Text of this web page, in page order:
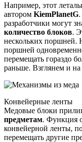
Например, этот
автором KiemPlanetG
разработчики могут
количество блоков.
нескольких поршней.
поршней
перемещать гораздо
раньше. Взглянем и
Конвейерные ленты
Медовые блоки
предметам. Функция
конвейерной ленты,
перемещать другие